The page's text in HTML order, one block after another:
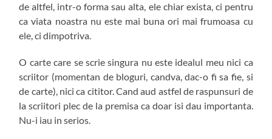
de altfel, intr-o forma sau alta, ele chiar exista, ci pentru
ca viata noastra nu este mai buna ori mai frumoasa cu
ele, ci dimpotriva.
O carte care se scrie singura nu este idealul meu nici ca
scriitor (momentan de bloguri, candva, dac-o fi sa fie, si
de carte), nici ca cititor. Cand aud astfel de raspunsuri de
la scriitori plec de la premisa ca doar isi dau importanta.
Nu-i iau in serios.